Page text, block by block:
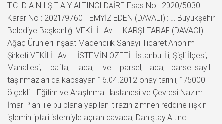
T.C. D A N I Ş T A Y ALTINCI DAİRE Esas No : 2020/5030
Karar No : 2021/9760 TEMYİZ EDEN (DAVALI) : … Büyükşehir
Belediye Başkanlığı VEKİLİ : Av. … KARŞI TARAF (DAVACI) : …
Ağaç Ürünleri İnşaat Madencilik Sanayi Ticaret Anonim
Şirketi VEKİLİ : Av. … İSTEMİN ÖZETİ : İstanbul İli, Şişli İlçesi, …
Mahallesi, … pafta, … ada, … ve … parsel, …ada, …parsel sayılı
taşınmazları da kapsayan 16.04.2012 onay tarihli, 1/5000
ölçekli …Eğitim ve Araştırma Hastanesi ve Çevresi Nazım
İmar Planı ile bu plana yapılan itirazın zımnen reddine ilişkin
işlemin iptali istemiyle açılan davada, Danıştay Altıncı